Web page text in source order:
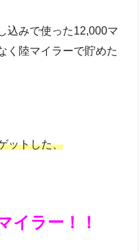
込みで使った12,000マ
く陸マイラーで貯めた
ットした、
イラー！！